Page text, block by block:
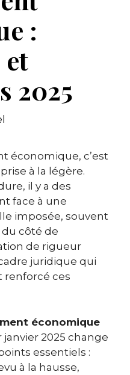
:
2025
économique, c’est
à la légère.
il y a des
face à une
imposée, souvent
du côté de
de rigueur
juridique qui
renforcé ces
économique
2025 change
essentiels :
à la hausse,